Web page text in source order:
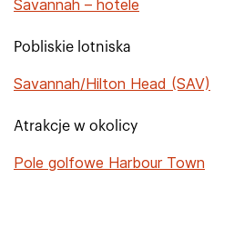
Savannah – hotele
Pobliskie lotniska
Savannah/Hilton Head (SAV)
Atrakcje w okolicy
Pole golfowe Harbour Town